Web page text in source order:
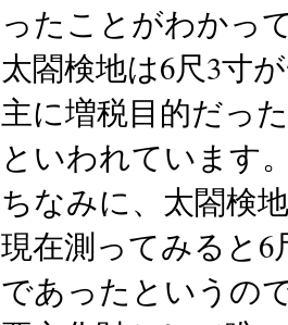
ったことがわかっ
太閤検地は6尺3寸
主に増税目的だった
といわれています
ちなみに、太閤検
現在測ってみると6
であったというの